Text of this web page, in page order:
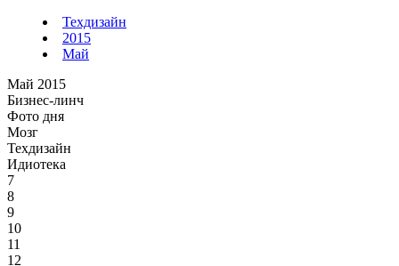
Техдизайн
2015
Май
Май 2015
Бизнес-линч
Фото дня
Мозг
Техдизайн
Идиотека
7
8
9
10
11
12